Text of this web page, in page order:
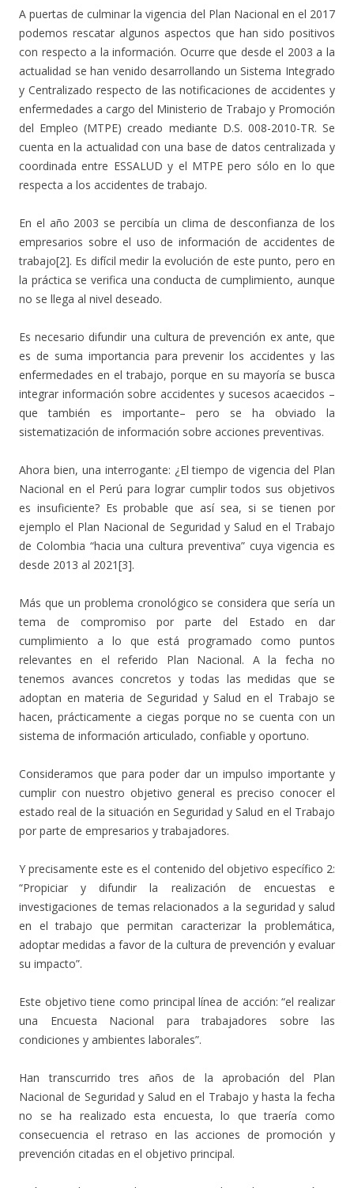
A puertas de culminar la vigencia del Plan Nacional en el 2017
podemos rescatar algunos aspectos que han sido positivos
con respecto a la información. Ocurre que desde el 2003 a la
actualidad se han venido desarrollando un Sistema Integrado
y Centralizado respecto de las notificaciones de accidentes y
enfermedades a cargo del Ministerio de Trabajo y Promoción
del Empleo (MTPE) creado mediante D.S. 008-2010-TR. Se
cuenta en la actualidad con una base de datos centralizada y
coordinada entre ESSALUD y el MTPE pero sólo en lo que
respecta a los accidentes de trabajo.
En el año 2003 se percibía un clima de desconfianza de los
empresarios sobre el uso de información de accidentes de
trabajo[2]. Es difícil medir la evolución de este punto, pero en
la práctica se verifica una conducta de cumplimiento, aunque
no se llega al nivel deseado.
Es necesario difundir una cultura de prevención ex ante, que
es de suma importancia para prevenir los accidentes y las
enfermedades en el trabajo, porque en su mayoría se busca
integrar información sobre accidentes y sucesos acaecidos –
que también es importante– pero se ha obviado la
sistematización de información sobre acciones preventivas.
Ahora bien, una interrogante: ¿El tiempo de vigencia del Plan
Nacional en el Perú para lograr cumplir todos sus objetivos
es insuficiente? Es probable que así sea, si se tienen por
ejemplo el Plan Nacional de Seguridad y Salud en el Trabajo
de Colombia “hacia una cultura preventiva” cuya vigencia es
desde 2013 al 2021[3].
Más que un problema cronológico se considera que sería un
tema de compromiso por parte del Estado en dar
cumplimiento a lo que está programado como puntos
relevantes en el referido Plan Nacional. A la fecha no
tenemos avances concretos y todas las medidas que se
adoptan en materia de Seguridad y Salud en el Trabajo se
hacen, prácticamente a ciegas porque no se cuenta con un
sistema de información articulado, confiable y oportuno.
Consideramos que para poder dar un impulso importante y
cumplir con nuestro objetivo general es preciso conocer el
estado real de la situación en Seguridad y Salud en el Trabajo
por parte de empresarios y trabajadores.
Y precisamente este es el contenido del objetivo específico 2:
“Propiciar y difundir la realización de encuestas e
investigaciones de temas relacionados a la seguridad y salud
en el trabajo que permitan caracterizar la problemática,
adoptar medidas a favor de la cultura de prevención y evaluar
su impacto”.
Este objetivo tiene como principal línea de acción: “el realizar
una Encuesta Nacional para trabajadores sobre las
condiciones y ambientes laborales”.
Han transcurrido tres años de la aprobación del Plan
Nacional de Seguridad y Salud en el Trabajo y hasta la fecha
no se ha realizado esta encuesta, lo que traería como
consecuencia el retraso en las acciones de promoción y
prevención citadas en el objetivo principal.